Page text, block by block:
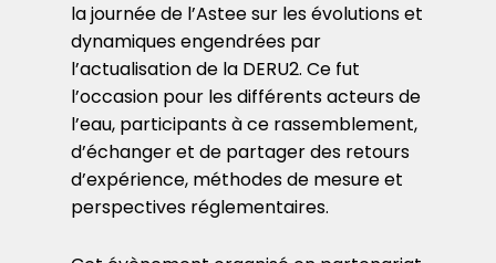
la journée de l’Astee sur les évolutions et
dynamiques engendrées par
l’actualisation de la DERU2. Ce fut
l’occasion pour les différents acteurs de
l’eau, participants à ce rassemblement,
d’échanger et de partager des retours
d’expérience, méthodes de mesure et
perspectives réglementaires.